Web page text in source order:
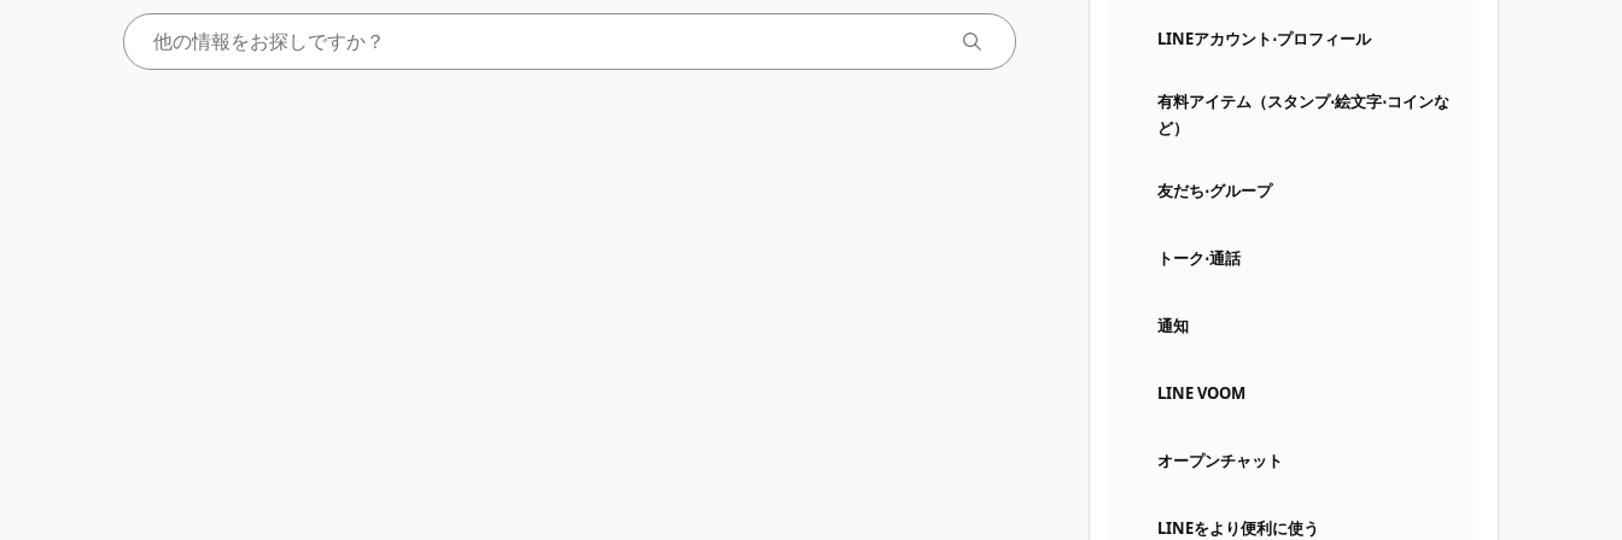
LINEアカウント⋅プロフィール
有料アイテム（スタンプ⋅絵文字⋅コインな
ど）
友だち⋅グループ
トーク⋅通話
通知
LINE VOOM
オープンチャット
LINEをより便利に使う